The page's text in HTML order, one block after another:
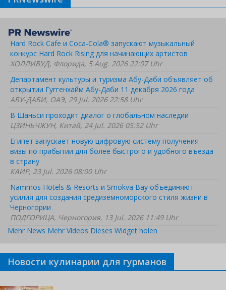
Hard Rock Cafe и Coca-Cola® запускают музыкальный
конкурс Hard Rock Rising для начинающих артистов
ХОЛЛИВУД, Флорида, 5 Aug. 2026 22:07 Uhr
Департамент культуры и туризма Абу-Даби объявляет об
открытии Гуггенхайм Абу-Даби 11 декабря 2026 года
АБУ-ДАБИ, ОАЭ, 29 Jul. 2026 22:58 Uhr
В Шаньси проходит диалог о глобальном наследии
ЦЗИНЬЧЖУН, Китай, 24 Jul. 2026 05:52 Uhr
Египет запускает новую цифровую систему получения
визы по прибытии для более быстрого и удобного въезда
в страну
КАИР, 23 Jul. 2026 08:00 Uhr
Nammos Hotels & Resorts и Smokva Bay объединяют
усилия для создания средиземноморского стиля жизни в
Черногории
ПОДГОРИЦА, Черногория, 13 Jul. 2026 11:49 Uhr
Mehr News Mehr Videos Dieses Widget holen
Новости кулинарии для гурманов